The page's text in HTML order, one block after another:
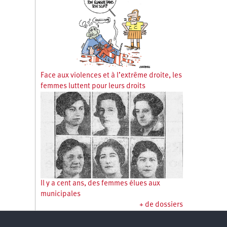
Face aux violences et à l’extrême droite, les
femmes luttent pour leurs droits
Il y a cent ans, des femmes élues aux
municipales
+ de dossiers